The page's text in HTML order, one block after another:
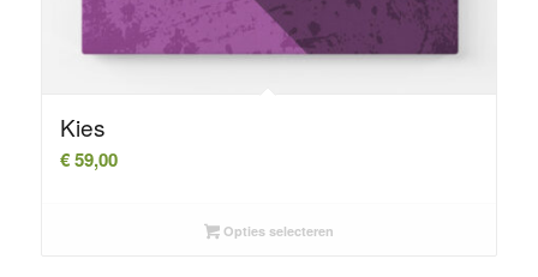
Kies
€59,00
Opties selecteren